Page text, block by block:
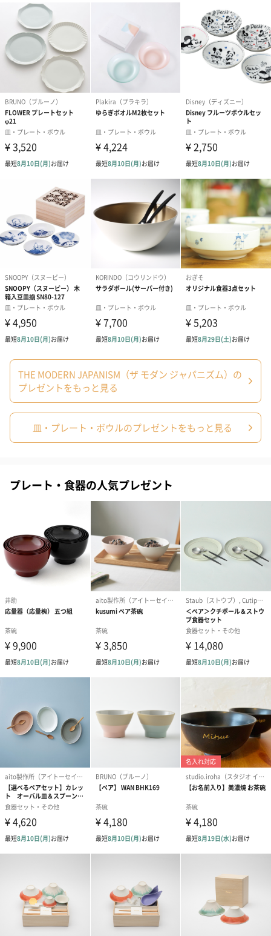
THE MODERN JAPANISM（ザ モダン ジャパニズム）の
プレゼントをもっと見る
皿・プレート・ボウルのプレゼントをもっと見る
プレート・食器の人気プレゼント